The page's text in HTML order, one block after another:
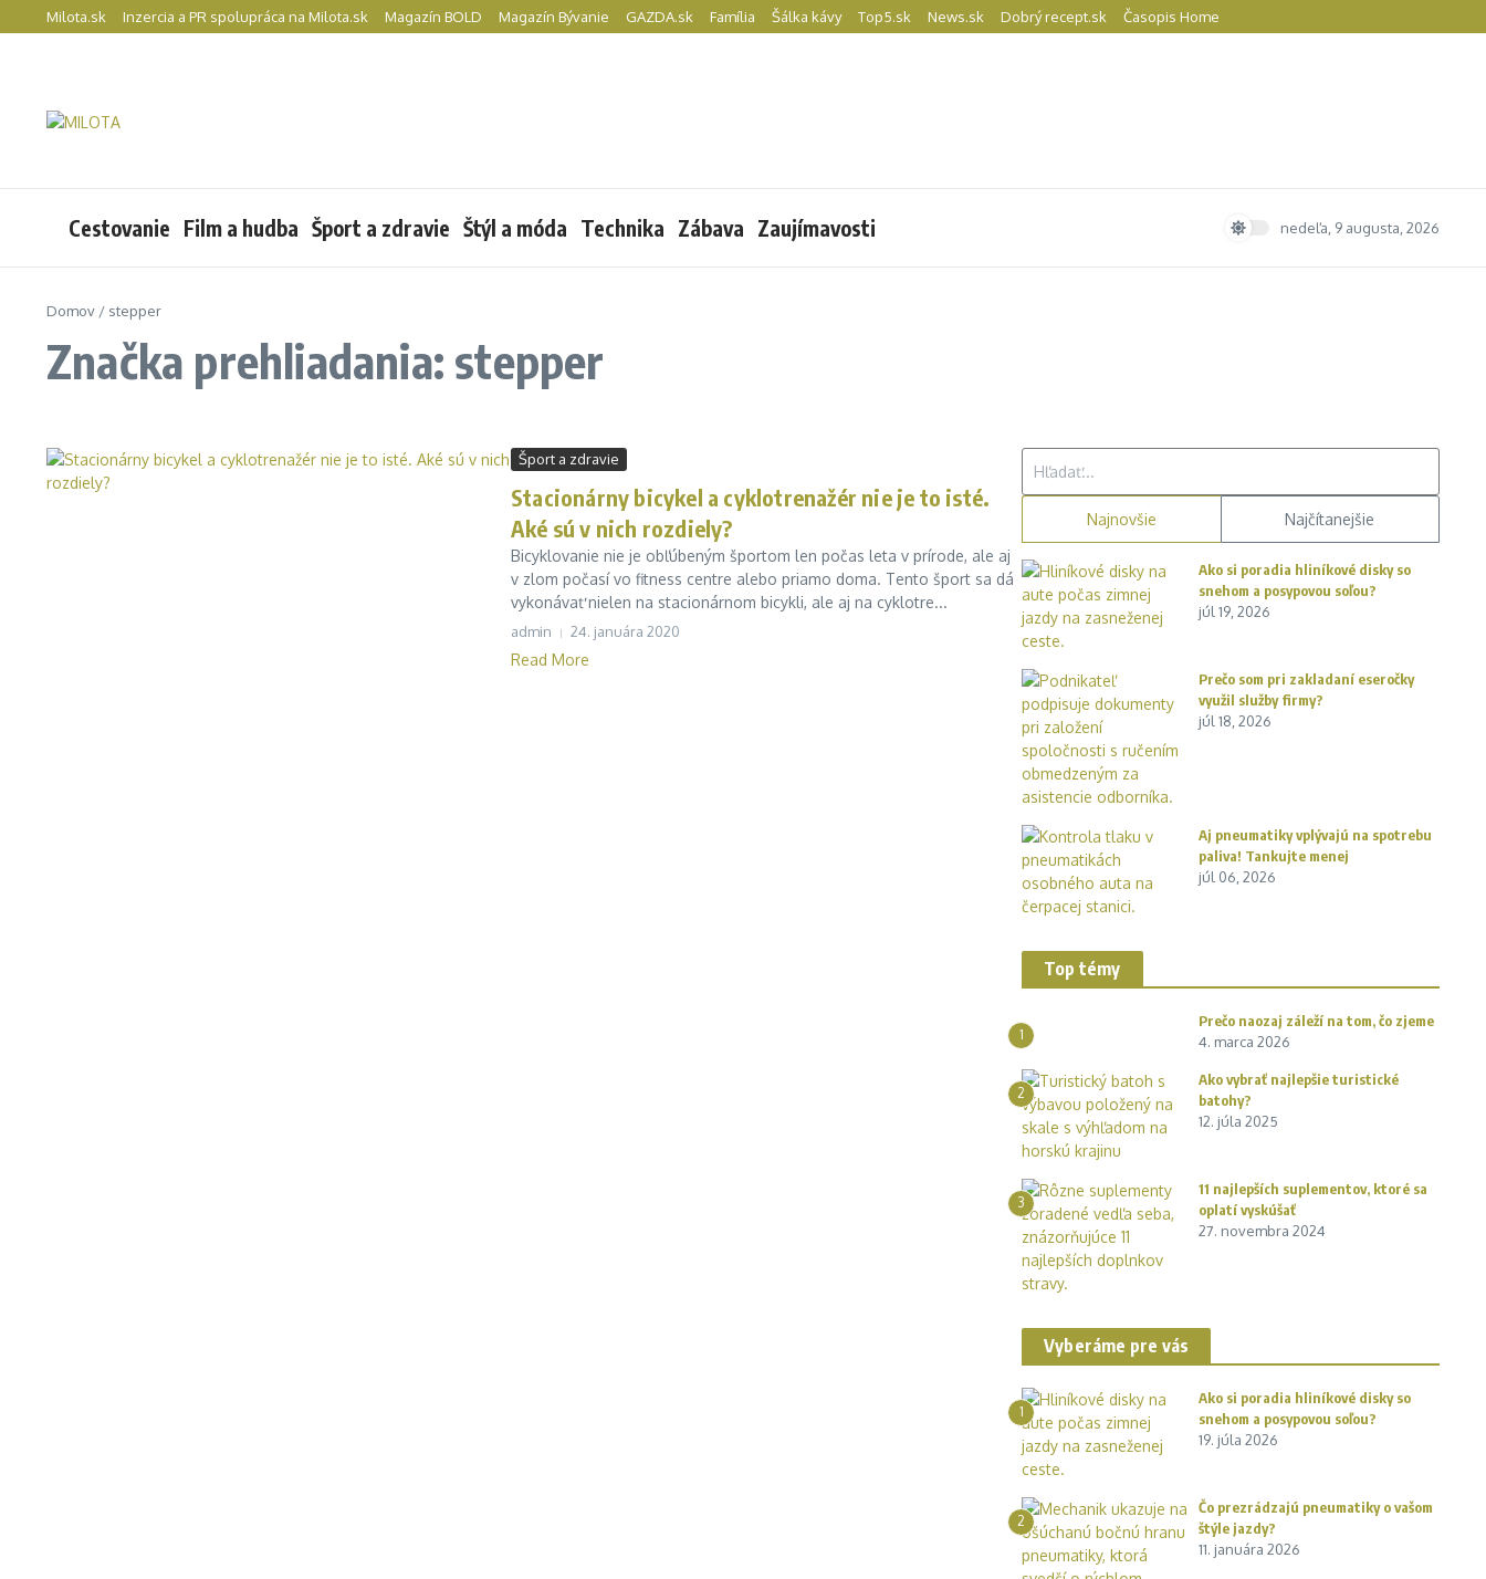
Preskočiť na obsah
Milota.sk Inzercia a PR spolupráca na Milota.sk Magazín BOLD Magazín Bývanie GAZDA.sk Família Šálka kávy Top5.sk News.sk Dobrý recept.sk Časopis Home
Cestovanie Film a hudba Šport a zdravie Štýl a móda Technika Zábava Zaujímavosti nedeľa, 9 augusta, 2026
Domov / stepper
Značka prehliadania: stepper
Šport a zdravie
Stacionárny bicykel a cyklotrenažér nie je to isté.
Aké sú v nich rozdiely?
Bicyklovanie nie je obľúbeným športom len počas leta v prírode, ale aj
v zlom počasí vo fitness centre alebo priamo doma. Tento šport sa dá
vykonávať nielen na stacionárnom bicykli, ale aj na cyklotre...
admin 24. januára 2020
Read More
Najnovšie Najčítanejšie
Ako si poradia hliníkové disky so
snehom a posypovou soľou?
júl 19, 2026
Prečo som pri zakladaní eseročky
využil služby firmy?
júl 18, 2026
Aj pneumatiky vplývajú na spotrebu
paliva! Tankujte menej
júl 06, 2026
Top témy
1
Prečo naozaj záleží na tom, čo zjeme
4. marca 2026
2
Ako vybrať najlepšie turistické
batohy?
12. júla 2025
3
11 najlepších suplementov, ktoré sa
oplatí vyskúšať
27. novembra 2024
Vyberáme pre vás
1
Ako si poradia hliníkové disky so
snehom a posypovou soľou?
19. júla 2026
2
Čo prezrádzajú pneumatiky o vašom
štýle jazdy?
11. januára 2026